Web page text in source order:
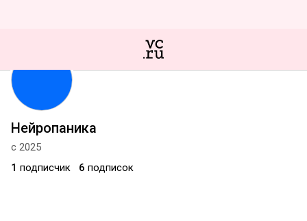
Нейропаника
с 2025
1 подписчик 6 подписок